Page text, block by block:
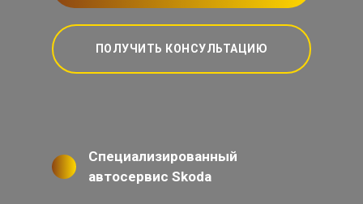
ПОЛУЧИТЬ КОНСУЛЬТАЦИЮ
Специализированный
автосервис Skoda